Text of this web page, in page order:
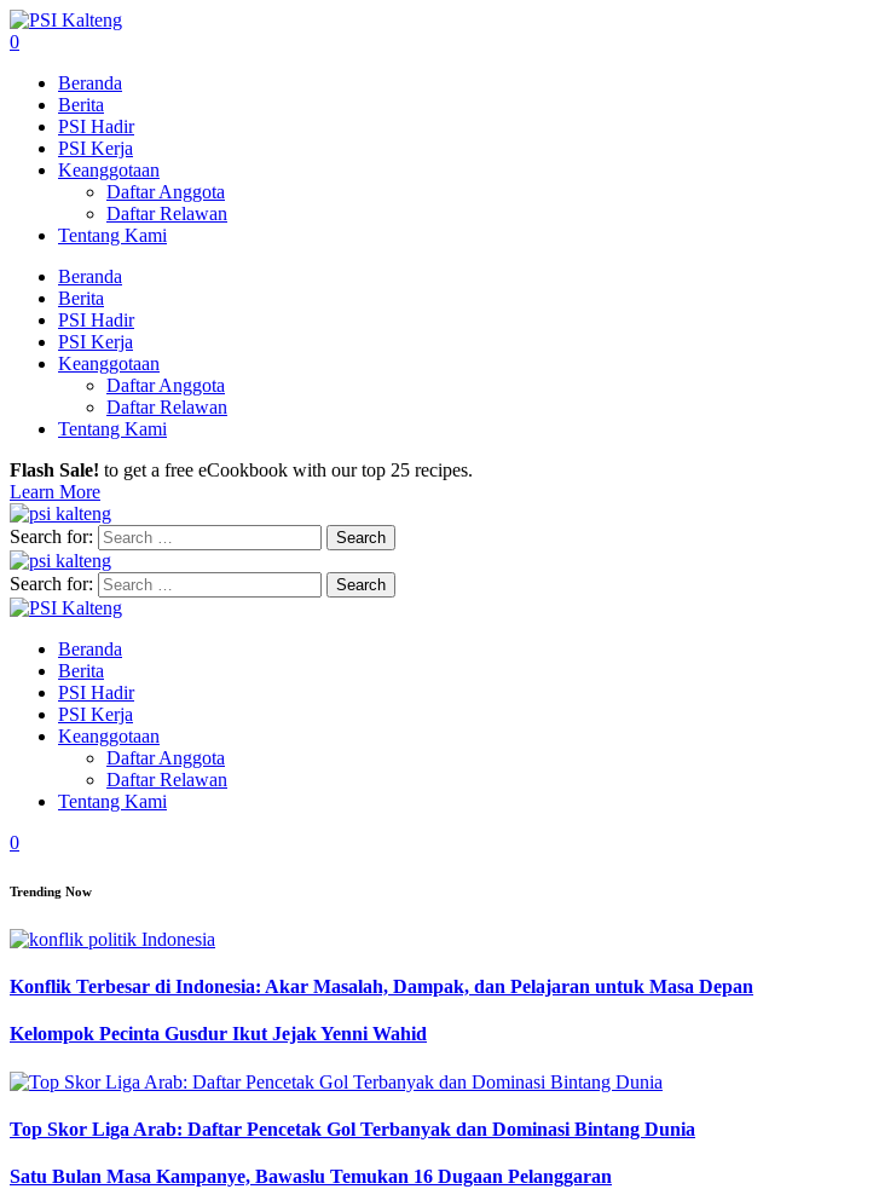
0
Beranda
Berita
PSI Hadir
PSI Kerja
Keanggotaan
Daftar Anggota
Daftar Relawan
Tentang Kami
Beranda
Berita
PSI Hadir
PSI Kerja
Keanggotaan
Daftar Anggota
Daftar Relawan
Tentang Kami
Flash Sale! to get a free eCookbook with our top 25 recipes.
Learn More
Search for:
Search for:
Beranda
Berita
PSI Hadir
PSI Kerja
Keanggotaan
Daftar Anggota
Daftar Relawan
Tentang Kami
0
Trending Now
Konflik Terbesar di Indonesia: Akar Masalah, Dampak, dan Pelajaran untuk Masa Depan
Kelompok Pecinta Gusdur Ikut Jejak Yenni Wahid
Top Skor Liga Arab: Daftar Pencetak Gol Terbanyak dan Dominasi Bintang Dunia
Satu Bulan Masa Kampanye, Bawaslu Temukan 16 Dugaan Pelanggaran